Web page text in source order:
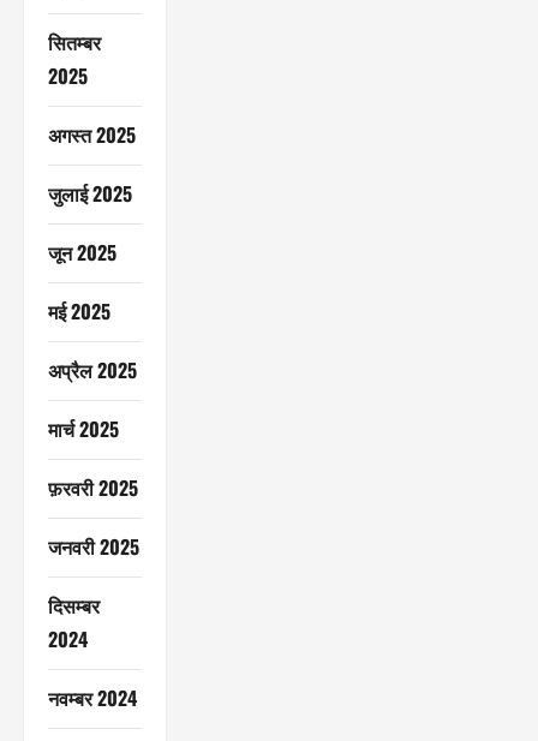
सितम्बर
2025
अगस्त 2025
जुलाई 2025
जून 2025
मई 2025
अप्रैल 2025
मार्च 2025
फ़रवरी 2025
जनवरी 2025
दिसम्बर
2024
नवम्बर 2024